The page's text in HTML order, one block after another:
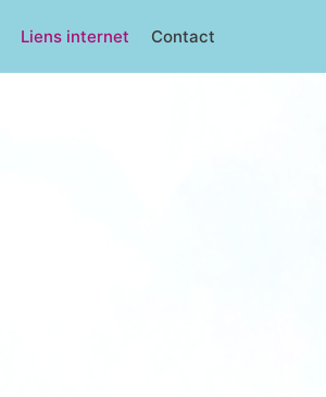
Liens internet Contact